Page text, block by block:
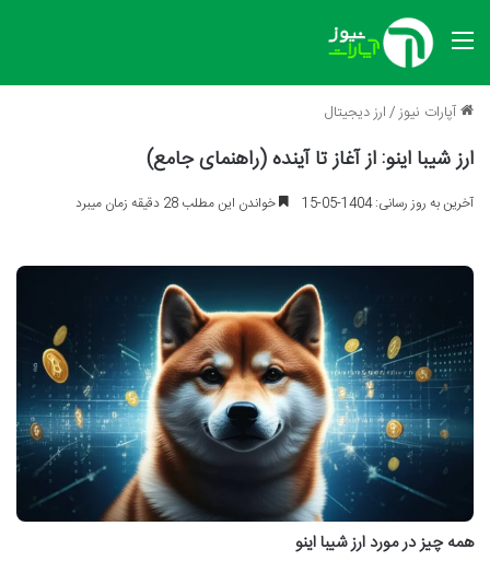
منو
آپارات نیوز/ارز دیجیتال
ارز شیبا اینو: از آغاز تا آینده (راهنمای جامع)
آخرین به روز رسانی: 1404-05-15 خواندن این مطلب 28 دقیقه زمان میبرد
همه چیز در مورد ارز شیبا اینو